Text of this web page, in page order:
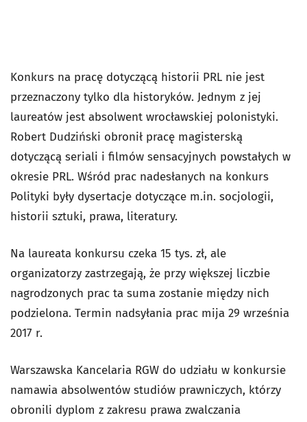
Konkurs na pracę dotyczącą historii PRL nie jest
przeznaczony tylko dla historyków. Jednym z jej
laureatów jest absolwent wrocławskiej polonistyki.
Robert Dudziński obronił pracę magisterską
dotyczącą seriali i filmów sensacyjnych powstałych w
okresie PRL. Wśród prac nadesłanych na konkurs
Polityki były dysertacje dotyczące m.in. socjologii,
historii sztuki, prawa, literatury.
Na laureata konkursu czeka 15 tys. zł, ale
organizatorzy zastrzegają, że przy większej liczbie
nagrodzonych prac ta suma zostanie między nich
podzielona. Termin nadsyłania prac mija 29 września
2017 r.
Warszawska Kancelaria RGW do udziału w konkursie
namawia absolwentów studiów prawniczych, którzy
obronili dyplom z zakresu prawa zwalczania